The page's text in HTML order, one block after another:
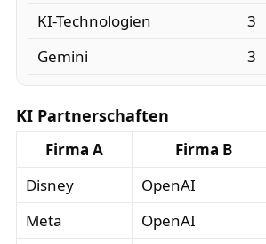
KI-Technologien
3
Gemini
3
KI Partnerschaften
Firma A Firma B
Disney
OpenAI
Meta
OpenAI